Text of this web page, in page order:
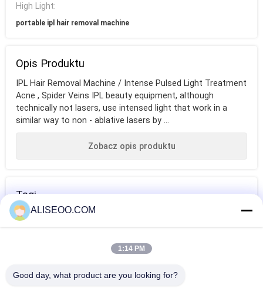
High Light:
portable ipl hair removal machine
Opis Produktu
IPL Hair Removal Machine / Intense Pulsed Light Treatment
Acne , Spider Veins IPL beauty equipment, although
technically not lasers, use intensed light that work in a
similar way to non - ablative lasers by ...
Zobacz opis produktu
Tagi
maszyna do
maszyna do
depilacji
profesjonalna
ALISEOO.COM
1:14 PM
Good day, what product are you looking for?